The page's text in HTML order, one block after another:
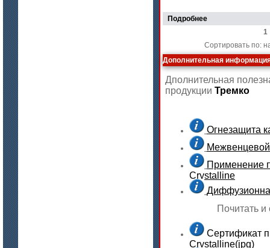
Подробнее
1
Сортировать по:
Дополнительная
Дполнительная
продукции Тремко
Огнезащита
Межвенцевой
Применение
Crystalline
Почитать
Сертификат
Crystalline(jpg)